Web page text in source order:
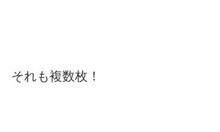
それも複数枚！